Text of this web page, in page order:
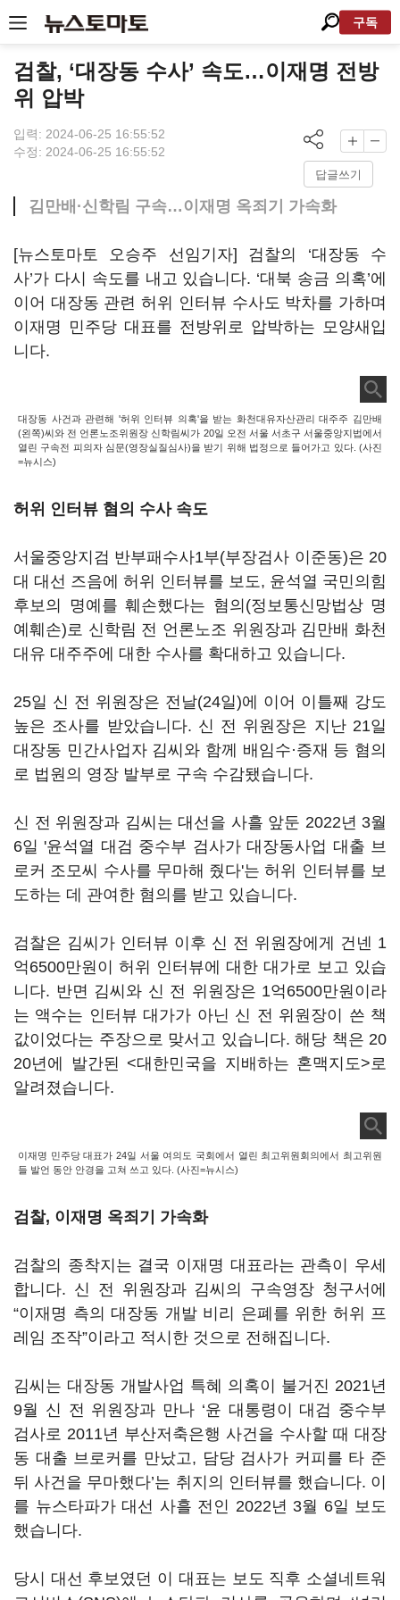
구독
검찰, ‘대장동 수사’ 속도…이재명 전방
위 압박
입력: 2024-06-25 16:55:52
수정: 2024-06-25 16:55:52
답글쓰기
김만배·신학림 구속…이재명 옥죄기 가속화
[뉴스토마토 오승주 선임기자] 검찰의 ‘대장동 수
사’가 다시 속도를 내고 있습니다. ‘대북 송금 의혹’에
이어 대장동 관련 허위 인터뷰 수사도 박차를 가하며
이재명 민주당 대표를 전방위로 압박하는 모양새입
니다.
대장동 사건과 관련해 '허위 인터뷰 의혹'을 받는 화천대유자산관리 대주주 김만배
(왼쪽)씨와 전 언론노조위원장 신학림씨가 20일 오전 서울 서초구 서울중앙지법에서
열린 구속전 피의자 심문(영장실질심사)을 받기 위해 법정으로 들어가고 있다. (사진
=뉴시스)
허위 인터뷰 혐의 수사 속도
서울중앙지검 반부패수사1부(부장검사 이준동)은 20
대 대선 즈음에 허위 인터뷰를 보도, 윤석열 국민의힘
후보의 명예를 훼손했다는 혐의(정보통신망법상 명
예훼손)로 신학림 전 언론노조 위원장과 김만배 화천
대유 대주주에 대한 수사를 확대하고 있습니다.
25일 신 전 위원장은 전날(24일)에 이어 이틀째 강도
높은 조사를 받았습니다. 신 전 위원장은 지난 21일
대장동 민간사업자 김씨와 함께 배임수·증재 등 혐의
로 법원의 영장 발부로 구속 수감됐습니다.
신 전 위원장과 김씨는 대선을 사흘 앞둔 2022년 3월
6일 '윤석열 대검 중수부 검사가 대장동사업 대출 브
로커 조모씨 수사를 무마해 줬다'는 허위 인터뷰를 보
도하는 데 관여한 혐의를 받고 있습니다.
검찰은 김씨가 인터뷰 이후 신 전 위원장에게 건넨 1
억6500만원이 허위 인터뷰에 대한 대가로 보고 있습
니다. 반면 김씨와 신 전 위원장은 1억6500만원이라
는 액수는 인터뷰 대가가 아닌 신 전 위원장이 쓴 책
값이었다는 주장으로 맞서고 있습니다. 해당 책은 20
20년에 발간된 <대한민국을 지배하는 혼맥지도>로
알려졌습니다.
이재명 민주당 대표가 24일 서울 여의도 국회에서 열린 최고위원회의에서 최고위원
들 발언 동안 안경을 고쳐 쓰고 있다. (사진=뉴시스)
검찰, 이재명 옥죄기 가속화
검찰의 종착지는 결국 이재명 대표라는 관측이 우세
합니다. 신 전 위원장과 김씨의 구속영장 청구서에
“이재명 측의 대장동 개발 비리 은폐를 위한 허위 프
레임 조작”이라고 적시한 것으로 전해집니다.
김씨는 대장동 개발사업 특혜 의혹이 불거진 2021년
9월 신 전 위원장과 만나 ‘윤 대통령이 대검 중수부
검사로 2011년 부산저축은행 사건을 수사할 때 대장
동 대출 브로커를 만났고, 담당 검사가 커피를 타 준
뒤 사건을 무마했다’는 취지의 인터뷰를 했습니다. 이
를 뉴스타파가 대선 사흘 전인 2022년 3월 6일 보도
했습니다.
당시 대선 후보였던 이 대표는 보도 직후 소셜네트워